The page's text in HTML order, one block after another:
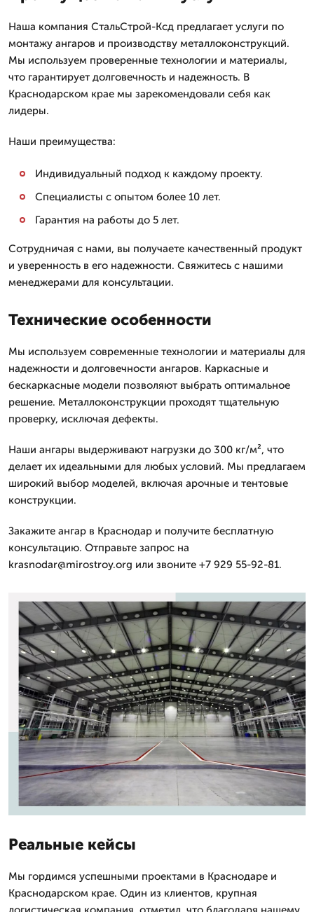
Наша компания СтальСтрой-Ксд предлагает услуги по
монтажу ангаров и производству металлоконструкций.
Мы используем проверенные технологии и материалы,
что гарантирует долговечность и надежность. В
Краснодарском крае мы зарекомендовали себя как
лидеры.
Наши преимущества:
Индивидуальный подход к каждому проекту.
Специалисты с опытом более 10 лет.
Гарантия на работы до 5 лет.
Сотрудничая с нами, вы получаете качественный продукт
и уверенность в его надежности. Свяжитесь с нашими
менеджерами для консультации.
Технические особенности
Мы используем современные технологии и материалы для
надежности и долговечности ангаров. Каркасные и
бескаркасные модели позволяют выбрать оптимальное
решение. Металлоконструкции проходят тщательную
проверку, исключая дефекты.
Наши ангары выдерживают нагрузки до 300 кг/м², что
делает их идеальными для любых условий. Мы предлагаем
широкий выбор моделей, включая арочные и тентовые
конструкции.
Закажите ангар в Краснодар и получите бесплатную
консультацию. Отправьте запрос на
krasnodar@mirostroy.org или звоните +7 929 55-92-81.
Реальные кейсы
Мы гордимся успешными проектами в Краснодаре и
Краснодарском крае. Один из клиентов, крупная